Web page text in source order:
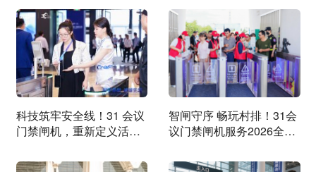
科技筑牢安全线！31 会议
门禁闸机，重新定义活动
智闸守序 畅玩村排！31会
议门禁闸机服务2026全国